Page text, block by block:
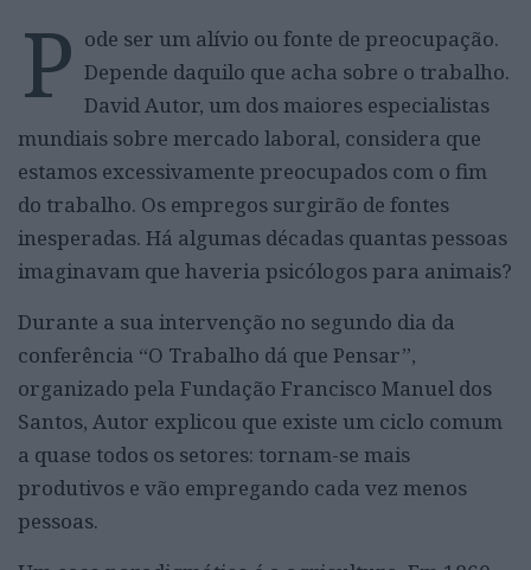
P ode ser um alívio ou fonte de preocupação.
Depende daquilo que acha sobre o trabalho.
David Autor, um dos maiores especialistas
mundiais sobre mercado laboral, considera que
estamos excessivamente preocupados com o fim
do trabalho. Os empregos surgirão de fontes
inesperadas. Há algumas décadas quantas pessoas
imaginavam que haveria psicólogos para animais?
Durante a sua intervenção no segundo dia da
conferência “O Trabalho dá que Pensar”,
organizado pela Fundação Francisco Manuel dos
Santos, Autor explicou que existe um ciclo comum
a quase todos os setores: tornam-se mais
produtivos e vão empregando cada vez menos
pessoas.